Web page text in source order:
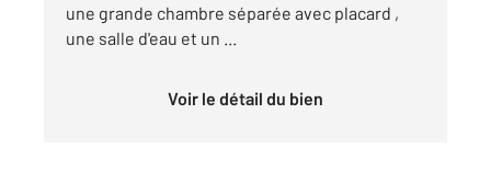
une grande chambre séparée avec placard ,
une salle d'eau et un ...
Voir le détail du bien